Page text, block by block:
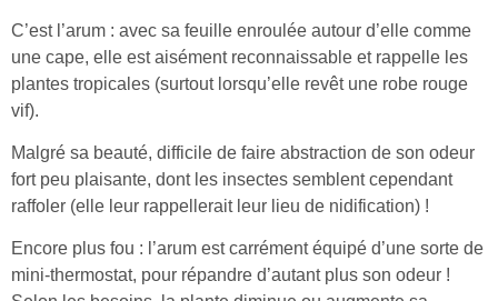
C’est l’arum : avec sa feuille enroulée autour d’elle comme
une cape, elle est aisément reconnaissable et rappelle les
plantes tropicales (surtout lorsqu’elle revêt une robe rouge
vif).
Malgré sa beauté, difficile de faire abstraction de son odeur
fort peu plaisante, dont les insectes semblent cependant
raffoler (elle leur rappellerait leur lieu de nidification) !
Encore plus fou : l’arum est carrément équipé d’une sorte de
mini-thermostat, pour répandre d’autant plus son odeur !